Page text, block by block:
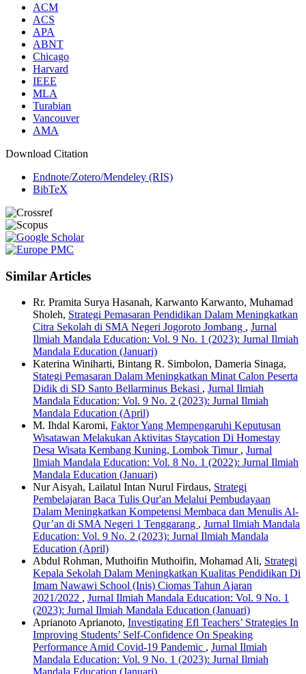
ACM
ACS
APA
ABNT
Chicago
Harvard
IEEE
MLA
Turabian
Vancouver
AMA
Download Citation
Endnote/Zotero/Mendeley (RIS)
BibTeX
Similar Articles
Rr. Pramita Surya Hasanah, Karwanto Karwanto, Muhamad
Sholeh, Strategi Pemasaran Pendidikan Dalam Meningkatkan
Citra Sekolah di SMA Negeri Jogoroto Jombang , Jurnal
Ilmiah Mandala Education: Vol. 9 No. 1 (2023): Jurnal Ilmiah
Mandala Education (Januari)
Katerina Winiharti, Bintang R. Simbolon, Dameria Sinaga,
Stategi Pemasaran Dalam Meningkatkan Minat Calon Peserta
Didik di SD Santo Bellarminus Bekasi , Jurnal Ilmiah
Mandala Education: Vol. 9 No. 2 (2023): Jurnal Ilmiah
Mandala Education (April)
M. Ihdal Karomi, Faktor Yang Mempengaruhi Keputusan
Wisatawan Melakukan Aktivitas Staycation Di Homestay
Desa Wisata Kembang Kuning, Lombok Timur , Jurnal
Ilmiah Mandala Education: Vol. 8 No. 1 (2022): Jurnal Ilmiah
Mandala Education (Januari)
Nur Aisyah, Lailatul Intan Nurul Firdaus, Strategi
Pembelajaran Baca Tulis Qur'an Melalui Pembudayaan
Dalam Meningkatkan Kompetensi Membaca dan Menulis Al-
Qur’an di SMA Negeri 1 Tenggarang , Jurnal Ilmiah Mandala
Education: Vol. 9 No. 2 (2023): Jurnal Ilmiah Mandala
Education (April)
Abdul Rohman, Muthoifin Muthoifin, Mohamad Ali, Strategi
Kepala Sekolah Dalam Meningkatkan Kualitas Pendidikan Di
Imam Nawawi School (Inis) Ciomas Tahun Ajaran
2021/2022 , Jurnal Ilmiah Mandala Education: Vol. 9 No. 1
(2023): Jurnal Ilmiah Mandala Education (Januari)
Aprianoto Aprianoto, Investigating Efl Teachers’ Strategies In
Improving Students’ Self-Confidence On Speaking
Performance Amid Covid-19 Pandemic , Jurnal Ilmiah
Mandala Education: Vol. 9 No. 1 (2023): Jurnal Ilmiah